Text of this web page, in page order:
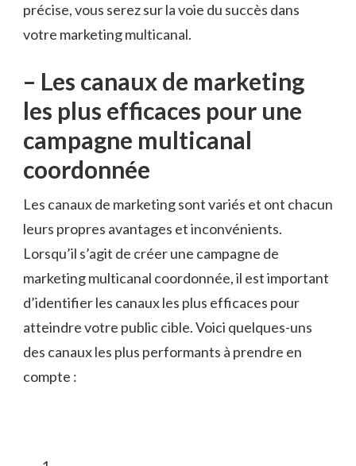
précise, vous serez sur la voie du succès ‌dans
‌votre marketing⁤ multicanal.
– Les‍ canaux de marketing
les plus ‍efficaces‍ pour une
campagne multicanal
coordonnée
Les ⁤canaux de⁤ marketing ⁢sont variés et ont ⁢chacun‍
leurs ‌propres avantages et inconvénients.
‍Lorsqu’il s’agit‍ de créer‍ une campagne ​de
marketing multicanal coordonnée, il est important
d’identifier les‌ canaux les plus efficaces pour
atteindre votre‍ public cible. Voici quelques-uns
des⁢ canaux ‌les‌ plus⁤ performants à prendre en
compte :